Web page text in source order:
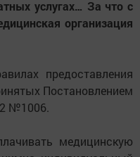
услугах… За что с
организация
предоставления
Постановлением
№1006.
медицинскую